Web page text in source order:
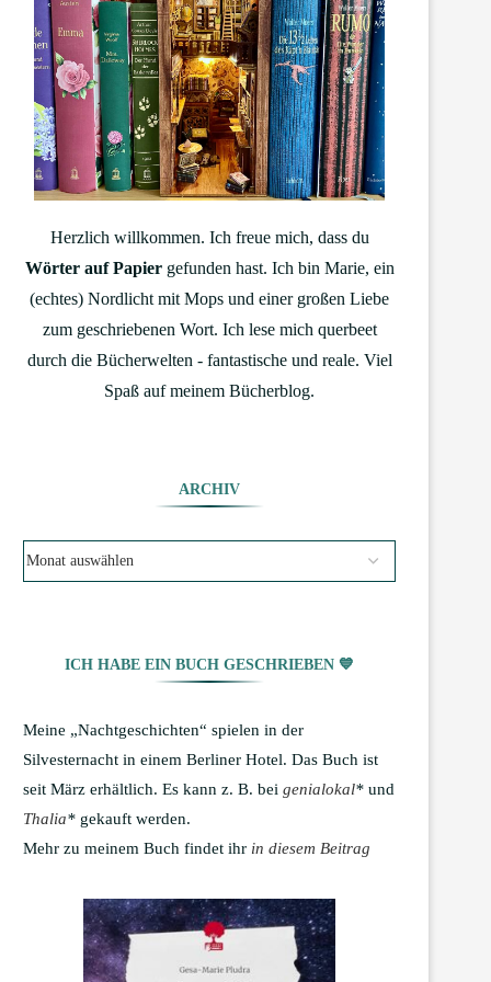
Herzlich willkommen. Ich freue mich, dass du
Wörter auf Papiergefunden hast. Ich bin Marie, ein
(echtes) Nordlicht mit Mops und einer großen Liebe
zum geschriebenen Wort. Ich lese mich querbeet
durch die Bücherwelten - fantastische und reale. Viel
Spaß auf meinem Bücherblog.
ARCHIV
ICH HABE EIN BUCH GESCHRIEBEN 💙
Meine „Nachtgeschichten“ spielen in der
Silvesternacht in einem Berliner Hotel. Das Buch ist
seit März erhältlich. Es kann z. B. bei genialokal* und
Thalia* gekauft werden.
Mehr zu meinem Buch findet ihr in diesem Beitrag